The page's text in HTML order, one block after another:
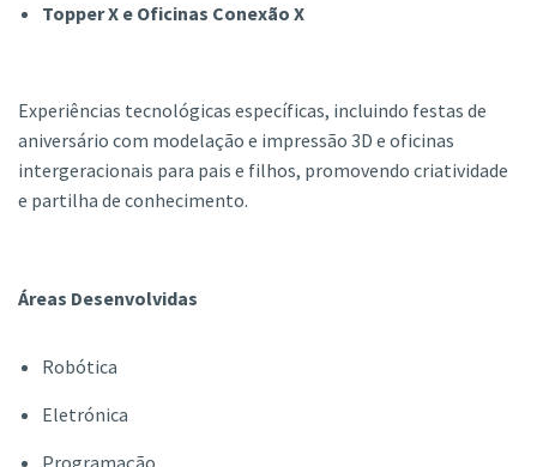
Topper X e Oficinas Conexão X
Experiências tecnológicas específicas, incluindo festas de
aniversário com modelação e impressão 3D e oficinas
intergeracionais para pais e filhos, promovendo criatividade
e partilha de conhecimento.
Áreas Desenvolvidas
Robótica
Eletrónica